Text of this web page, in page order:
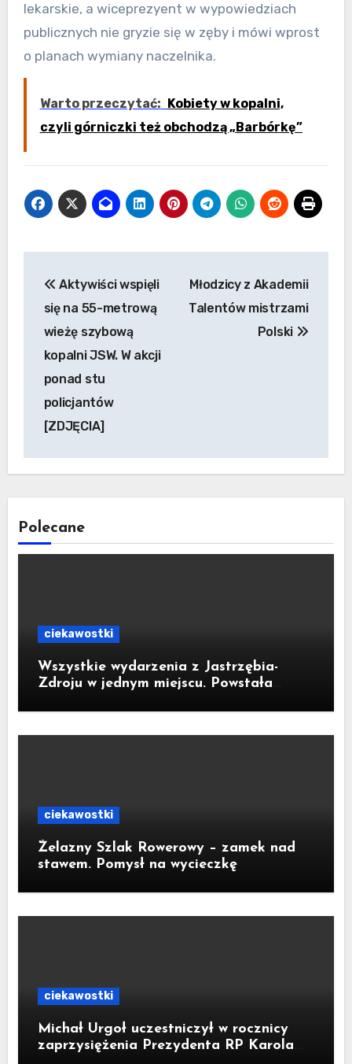
lekarskie, a wiceprezyent w wypowiedziach
publicznych nie gryzie się w zęby i mówi wprost
o planach wymiany naczelnika.
Warto przeczytać: Kobiety w kopalni,
czyli górniczki też obchodzą „Barbórkę”
wpisu
Aktywiści wspięli
się na 55-metrową
wieżę szybową
kopalni JSW. W akcji
ponad stu
policjantów
[ZDJĘCIA]
Młodzicy z Akademii
Talentów mistrzami
Polski
Polecane
ciekawostki
Wszystkie wydarzenia z Jastrzębia-
Zdroju w jednym miejscu. Powstała
ciekawostki
Żelazny Szlak Rowerowy – zamek nad
stawem. Pomysł na wycieczkę
ciekawostki
Michał Urgoł uczestniczył w rocznicy
zaprzysiężenia Prezydenta RP Karola